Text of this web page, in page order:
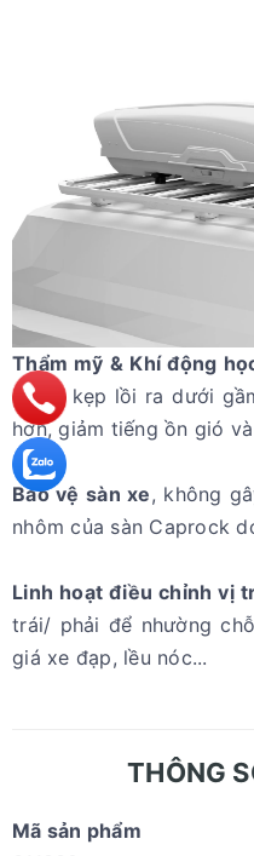
Thẩm mỹ & Khí động
ngàm kẹp lồi ra dưới
hơn, giảm tiếng ồn gió
Bảo vệ sàn xe, không
nhôm của sàn Caprock
Linh hoạt điều chỉnh vị
trái/ phải để nhường
giá xe đạp, lều nóc...
THÔNG
Mã sản phẩm